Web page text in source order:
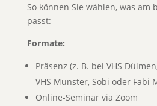
So können Sie wählen, was am
passt:
Formate:
Präsenz (z. B. bei VHS
VHS Münster, Sobi oder Fabi
Online-Seminar via Zoom